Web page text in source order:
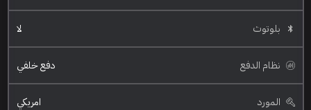
بلوتوث لا
نظام الدفع دفع خلفي
المورد امريكي